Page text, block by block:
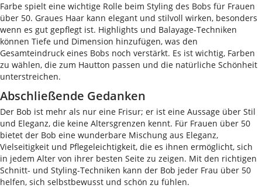
Farbe spielt eine wichtige Rolle beim Styling des Bobs für Frauen
über 50. Graues Haar kann elegant und stilvoll wirken, besonders
wenn es gut gepflegt ist. Highlights und Balayage-Techniken
können Tiefe und Dimension hinzufügen, was den
Gesamteindruck eines Bobs noch verstärkt. Es ist wichtig, Farben
zu wählen, die zum Hautton passen und die natürliche Schönheit
unterstreichen.
Abschließende Gedanken
Der Bob ist mehr als nur eine Frisur; er ist eine Aussage über Stil
und Eleganz, die keine Altersgrenzen kennt. Für Frauen über 50
bietet der Bob eine wunderbare Mischung aus Eleganz,
Vielseitigkeit und Pflegeleichtigkeit, die es ihnen ermöglicht, sich
in jedem Alter von ihrer besten Seite zu zeigen. Mit den richtigen
Schnitt- und Styling-Techniken kann der Bob jeder Frau über 50
helfen, sich selbstbewusst und schön zu fühlen.